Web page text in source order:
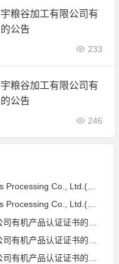
粮谷加工有限公司有
公告
233
粮谷加工有限公司有
公告
246
加工有限公司)JAS有机产品认证证书的公告
加工有限公司)JAS有机产品认证证书的公告
机产品认证证书的公告
机产品认证证书的公告
机产品认证证书的公告